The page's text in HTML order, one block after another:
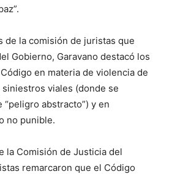
de la comisión de juristas que
Gobierno, Garavano destacó los
en materia de violencia de
viales (donde se
abstracto”) y en
no punible.
la Comisión de Justicia del
remarcaron que el Código